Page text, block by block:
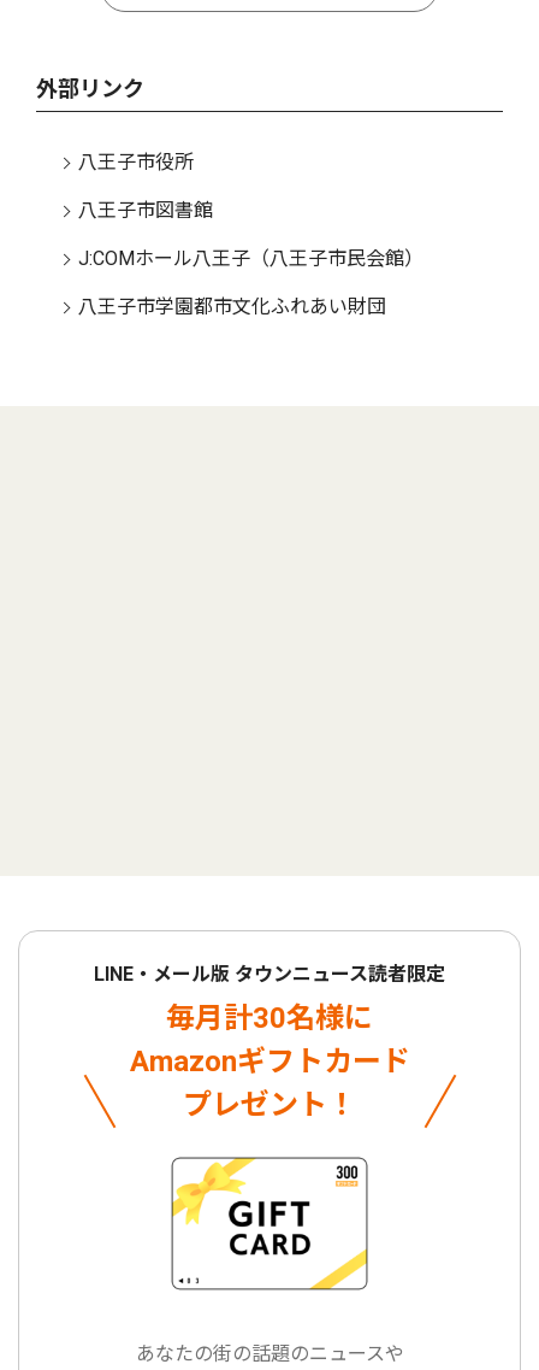
外部リンク
八王子市役所
八王子市図書館
J:COMホール八王子（八王子市民会館）
八王子市学園都市文化ふれあい財団
LINE・メール版 タウンニュース読者限定
毎月計30名様に
Amazonギフトカード
プレゼント！
あなたの街の話題のニュースや